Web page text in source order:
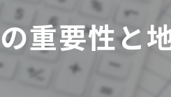
重要性と